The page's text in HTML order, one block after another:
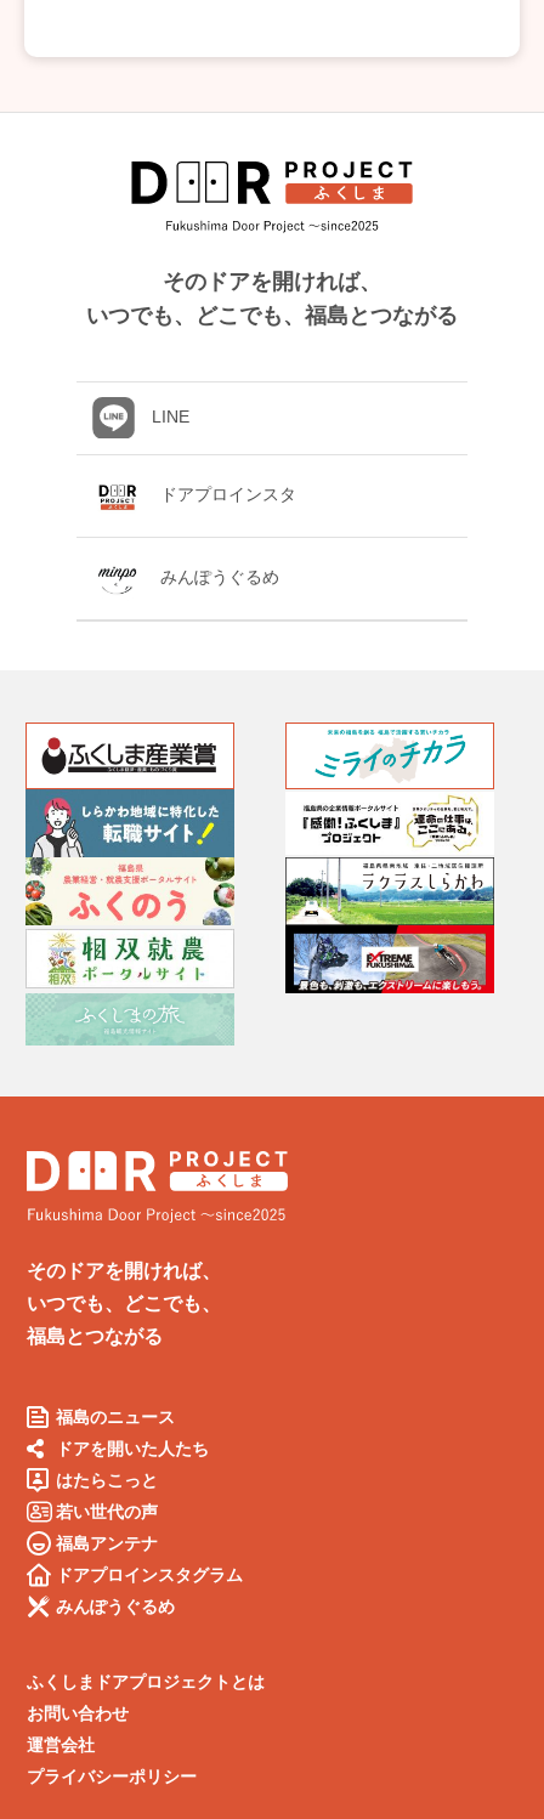
そのドアを開ければ、
いつでも、どこでも、福島とつながる
LINE
ドアプロインスタ
みんぽうぐるめ
そのドアを開ければ、
いつでも、どこでも、
福島とつながる
福島のニュース
ドアを開いた人たち
はたらこっと
若い世代の声
福島アンテナ
ドアプロインスタグラム
みんぽうぐるめ
ふくしまドアプロジェクトとは
お問い合わせ
運営会社
プライバシーポリシー